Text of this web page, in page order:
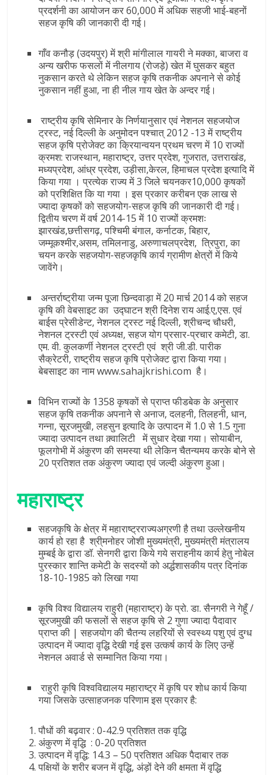
प्रदर्शनी का आयोजन कर 60,000 में अधिक सहजी भाई-बहनों
सहज कृषि की जानकारी दी गई।
गाँव कनौड़ (उदयपुर) में श्री मांगीलाल गायरी ने मक्का, बाजरा व
अन्य खरीफ फसलों में नीलगाय (रोजड़े) खेत में घुसकर बहुत
नुकसान करते थे लेकिन सहज कृषि तकनीक अपनाने से कोई
नुकसान नहीं हुआ, ना ही नील गाय खेत के अन्दर गई।
राष्ट्रीय कृषि सेमिनार के निर्णयानुसार एवं नेशनल सहजयोज
ट्रस्ट, नई दिल्‍ली के अनुमोदन पश्चात्‌ 2012 -13 में राष्ट्रीय
सहज कृषि प्रोजेक्ट का क्रियान्वयन प्रथम चरण में 10 राज्यों
क्रमश: राजस्थान, महाराष्ट्र, उत्तर प्रदेश, गुजरात, उत्तराखंड,
मध्यप्रदेश, आंध्र प्रदेश, उड़ीसा,केरल, हिमाचल प्रदेश इत्यादि में
किया गया । प्रत्येक राज्य में 3 जिले चयनकर10,000 कृषकों
को प्रशिक्षित कि या गया । इस प्रकार करीबन एक लाख से
ज्यादा कृषकों को सहजयोग-सहज कृषि की जानकारी दी गई।
द्वितीय चरण में वर्ष 2014-15 में 10 राज्यों क्रमशः
झारखंड,छत्तीसगढ़, पश्चिमी बंगाल, कर्नाटक, बिहार,
जम्मूकश्मीर,असम, तमिलनाडु, अरुणाचलप्रदेश, त्रिपुरा, का
चयन करके सहजयोग-सहजकृषि कार्य ग्रामीण क्षेत्रों में किये
जावेंगे।
अन्तर्राष्ट्रीया जन्म पूजा छिन्दवाड़ा में 20 मार्च 2014 को सहज
कृषि की वेबसाइट का उद्घाटन श्री दिनेश राय आई.ए,एस. एवं
बाईस प्रेसीडेन्ट, नेशनल ट्रस्ट नई दिल्ली, श्रीचन्द चौधरी,
नेशनल ट्रस्टी एवं अध्यक्ष, सहज योग प्रसार-प्रचार कमेटी, डा.
एम. वी. कुलकर्णी नेशनल ट्रस्टी एवं श्री जी.डी. पारीक
सैक्रेटरी, राष्ट्रीय सहज कृषि प्रोजेक्ट द्वारा किया गया।
बेबसाइट का नाम www.sahajkrishi.com है।
विभिन राज्यों के 1358 कृषकों से प्राप्त फीडबेक के अनुसार
सहज कृषि तकनीक अपनाने से अनाज, दलहनी, तिलहनी, धान,
गन्ना, सूरजमुखी, लहसुन इत्यादि के उत्पादन में 1.0 से 1.5 गुना
ज्यादा उत्पादन तथा क़्वालिटी में सुधार देखा गया। सोयाबीन,
फूलगोभी में अंकुरण की समस्या थी लेकिन चैतन्यमय करके बोने से
20 प्रतिशत तक अंकुरण ज्यादा एवं जल्दी अंकुरण हुआ।
महाराष्ट्र
सहजकृषि के क्षेत्र में महाराष्ट्रराज्यअग्रणी है तथा उल्लेखनीय
कार्य हो रहा है श्री्मनोहर जोशी मुख्यमंत्री, मुख्यमंत्री मंत्रालय
मुम्बई के द्वारा डॉ. सेनगरी द्वारा किये गये सराहनीय कार्य हेतु नोबेल
पुरस्कार शान्ति कमेटी के सदस्यों को अर्द्धशासकीय पत्र दिनांक
18-10-1985 को लिखा गया
कृषि विश्व विद्यालय राहुरी (महाराष्ट्र) के प्रो. डा. सैनगरी ने गेहूँ /
सूरजमुखी की फसलों से सहज कृषि से 2 गुणा ज्यादा पैदावार
प्राप्त की | सहजयोग की चैतन्य लहरियों से स्वस्थ्य पशु एवं दुग्ध
उत्पादन में ज्यादा वृद्धि देखी गई इस उत्कर्ष कार्य के लिए उन्हें
नेशनल अवार्ड से सम्मानित किया गया।
राहुरी कृषि विश्वविद्यालय महाराष्ट्र में कृषि पर शोध कार्य किया
गया जिसके उत्साहजनक परिणाम इस प्रकार है:
पौधों की बढ़वार : 0-42.9 प्रतिशत तक वृद्धि
अंकुरण में वृद्धि : 0-20 प्रतिशत
उत्पादन में वृद्धि: 14.3 – 50 प्रतिशत अधिक पैदाबार तक
पक्षियों के शरीर बजन में वृद्धि, अंड़ों देने की क्षमता में वृद्धि